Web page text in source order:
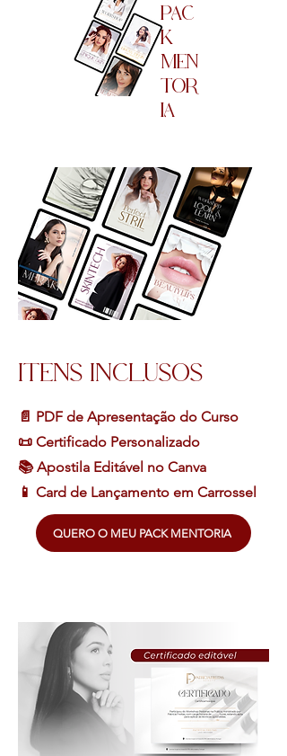
PAC
K
MEN
TOR
IA
ITENS INCLUSOS
📄 PDF de Apresentação do Curso
📜 Certificado Personalizado
📚 Apostila Editável no Canva
📱 Card de Lançamento em Carrossel
QUERO O MEU PACK MENTORIA